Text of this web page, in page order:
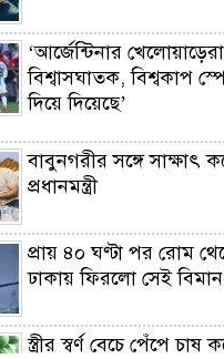
‘আর্জেন্টিনার খেলোয়াড়েরা
বিশ্বাসঘাতক, বিশ্বকাপ
দিয়ে দিয়েছে’
বাবুনগরীর সঙ্গে সাক্ষাৎ
প্রধানমন্ত্রী
প্রায় ৪০ ঘণ্টা পর রোম
ঢাকায় ফিরলো সেই
স্ত্রীর স্বর্ণ বেচে পেঁপে চাষ